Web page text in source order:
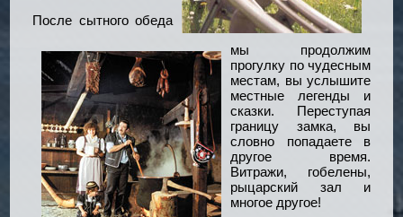
После сытного обеда
мы продолжим
прогулку по чудесным
местам, вы услышите
местные легенды и
сказки. Переступая
границу замка, вы
словно попадаете в
другое время.
Витражи, гобелены,
рыцарский зал и
многое другое!